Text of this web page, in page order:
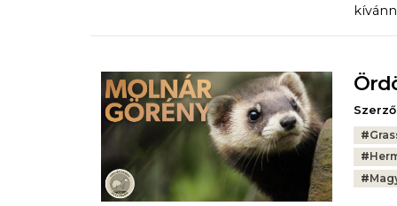
Tags:
#
#
#